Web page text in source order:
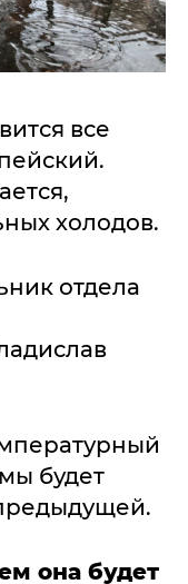
все
холодов.
отдела
будет
она будет